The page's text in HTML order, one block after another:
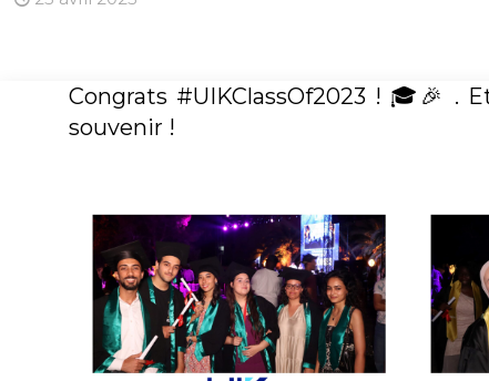
Congrats #UIKClassOf2023 ! 🎓🎉 .
souvenir !